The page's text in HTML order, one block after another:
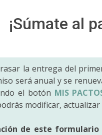
¡Súmate al
la entrega del
será anual y se
el botón MIS
modificar,
de este